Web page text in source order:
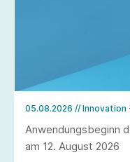
05.08.2026 // Innovation
Anwendungsbeginn
am 12. August 2026